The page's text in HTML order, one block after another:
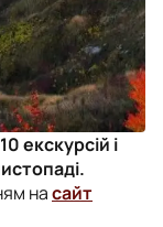
екскурсій і
насайт